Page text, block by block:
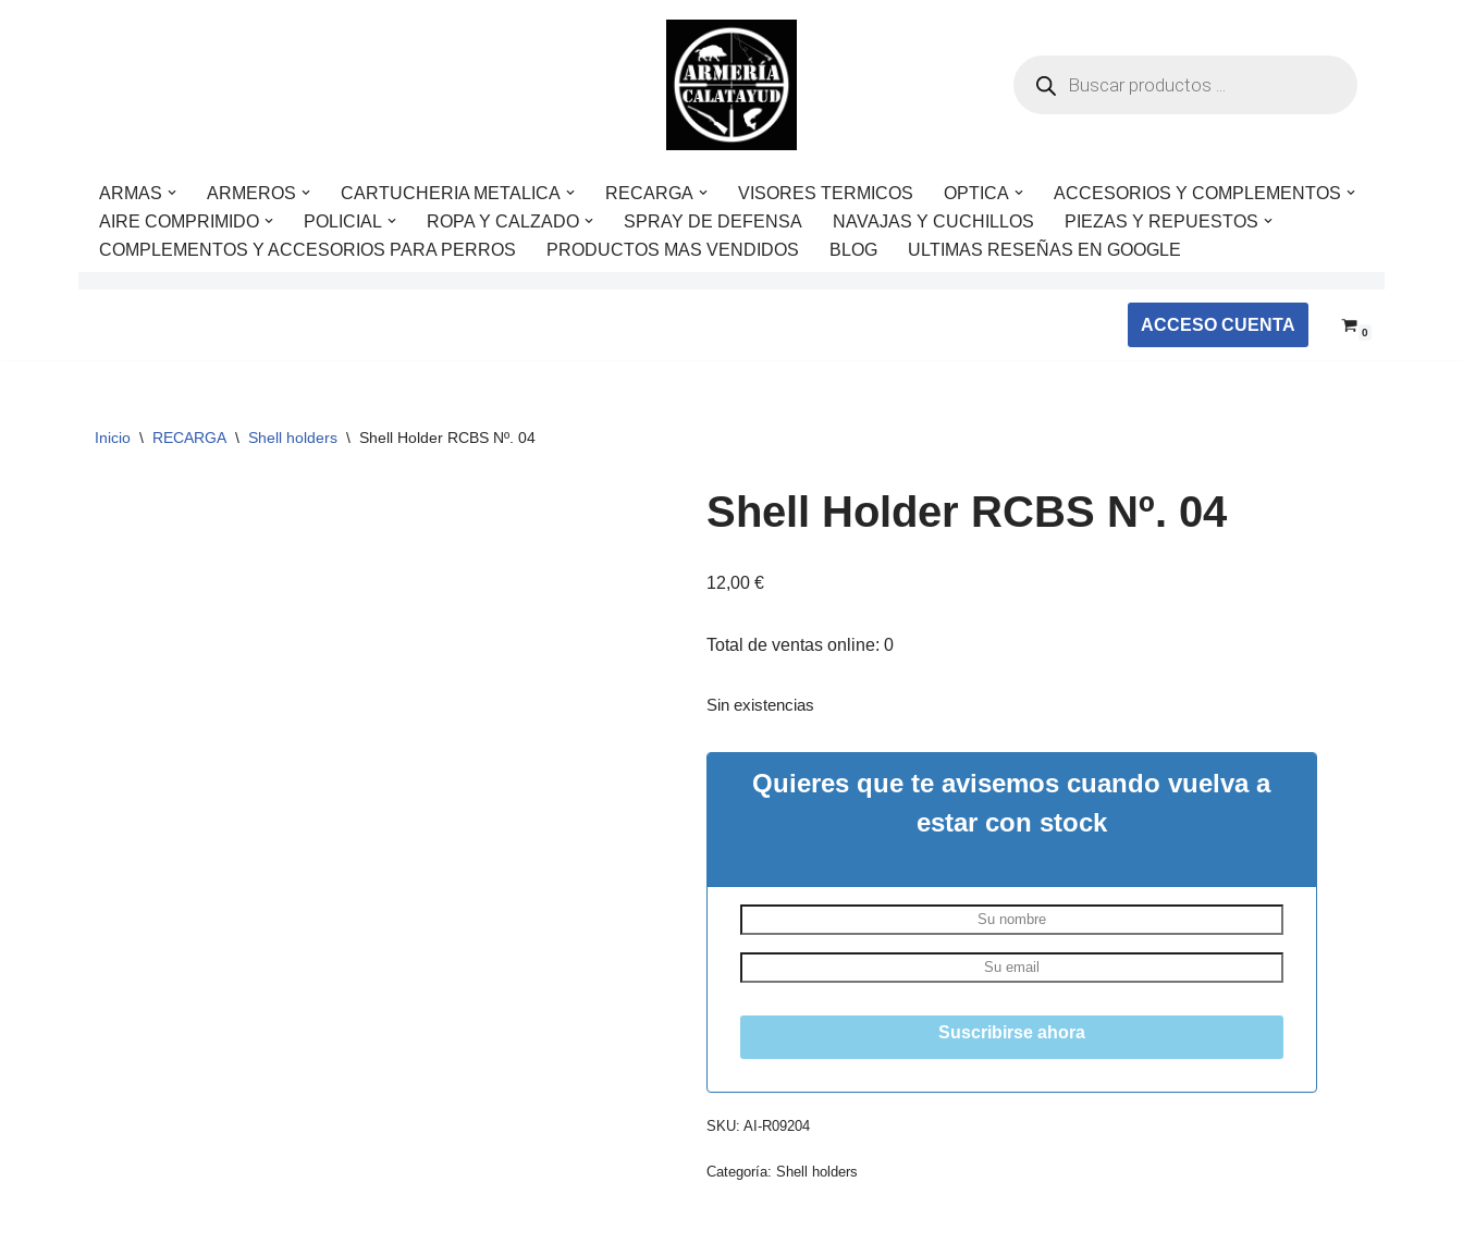
ARMAS ARMEROS CARTUCHERIA METALICA RECARGA VISORES TERMICOS OPTICA
ACCESORIOS Y COMPLEMENTOS
AIRE COMPRIMIDO
POLICIAL ROPA Y CALZADO SPRAY DE DEFENSA NAVAJAS Y CUCHILLOS
PIEZAS Y REPUESTOS
COMPLEMENTOS Y ACCESORIOS PARA PERROS
PRODUCTOS MAS VENDIDOS BLOG ULTIMAS RESEÑAS EN GOOGLE
ACCESO CUENTA 0
Inicio \ RECARGA \ Shell holders \ Shell Holder RCBS Nº. 04
Shell Holder RCBS Nº. 04
12,00 €
Total de ventas online: 0
Sin existencias
Quieres que te avisemos cuando vuelva a
estar con stock
Suscribirse ahora
SKU: AI-R09204
Categoría: Shell holders